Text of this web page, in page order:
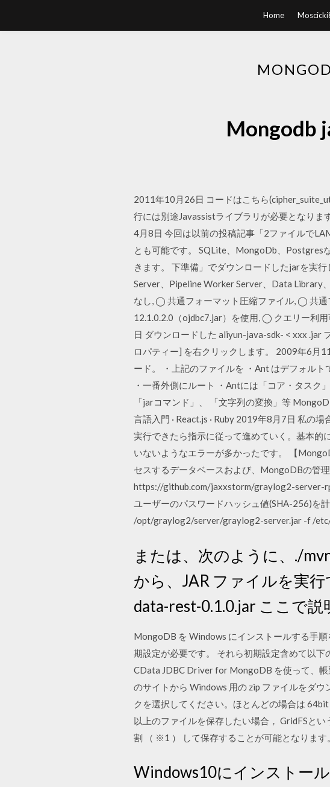
Home
Mongodb
2011年10月26日 コードはこちら
行には別途Javassistライブラリが必要となり
4月8日 今回は以前の投稿記事「2ファイルで
とも可能です。 SQLite、MongoDb、Postgres
きます。 下準備」でダウンロードしたjarを実
Server、Pipeline Worker Server、Data Library
なし, ◯ 共通フォーマット圧縮ファイル, ◯ 共通
12.1.0.2.0（ojdbc7.jar）を使用, ◯ クエリー利
日 ダウンロードした aliyun-java-sdk- < xxx .jar
ロパティー] を右クリックします。 2009年6月
ード。 ・上記のファイルを ・Ant はデフォルト
・一番外側にルート ・Antには「コア・タスク
「jarコマンド」、 「文字列の変換」等
言語入門 · React.js · Ruby 2019年8月7日 私の
実行できたら指示に従って進めていく。基本的
いないようなエラーが多かったです。 【
セスするデータベースおよび、MongoDBの管
https://github.com/jaxxstorm/graylog2-server-
ユーザーのパスワードハッシュ値(SHA-256)を
/opt/graylog2/server/graylog2-server.jar -f /
または、次のように、./
から、JAR ファイルを実
data-rest-0.1.0.jar ここで説
MongoDB を Windows にインストールする手
期設定が必要です。 それら初期設定含めて以
CData JDBC Driver for MongoDB を使って、
のサイトから Windows 用の zip ファイルをダ
クを選択してください。ほとんどの場合は
以上のファイルを保存したい場合， GridFSと
割 （ ※1 ） して保存することが可能となります。
Windows10にインストー